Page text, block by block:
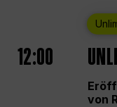
12:00
von